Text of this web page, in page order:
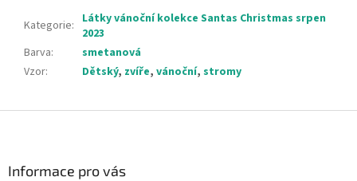
Kategorie: Látky vánoční kolekce Santas Christmas srpen
2023
Barva:
smetanová
Vzor: Dětský, zvíře, vánoční, stromy
Informace pro vás